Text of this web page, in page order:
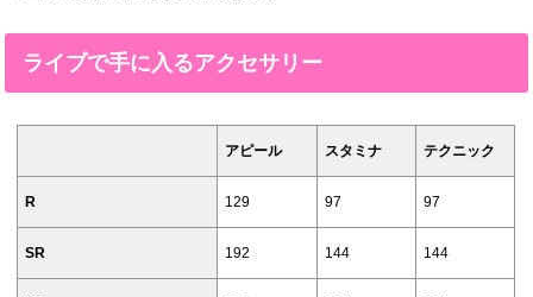
ライブで手に入るアクセサリー
アピール スタミナ テクニック
R 129 97 97
SR 192 144 144